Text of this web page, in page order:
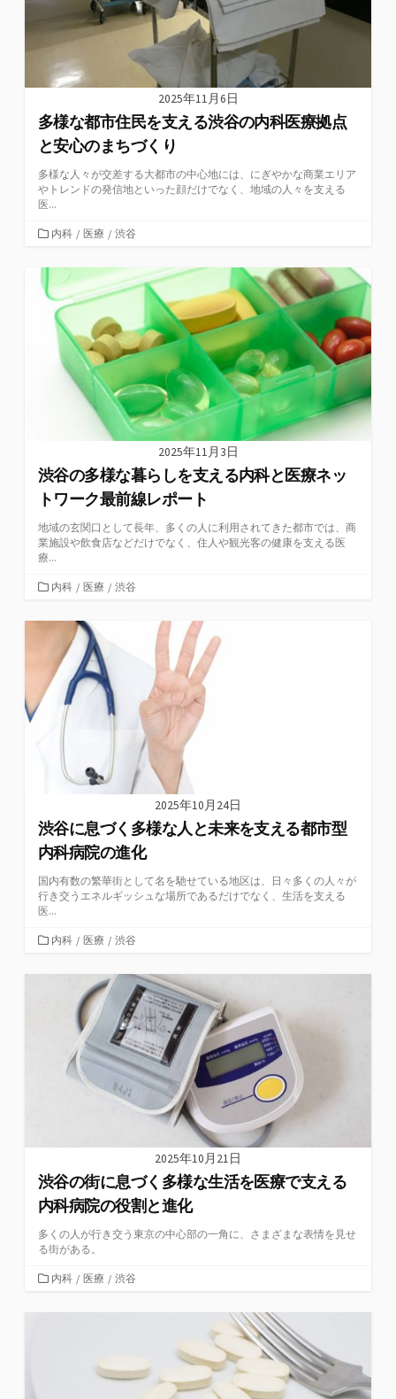
2025年11月6日
多様な都市住民を支える渋谷の内科医療拠点
と安心のまちづくり
多様な人々が交差する大都市の中心地には、にぎやかな商業エリア
やトレンドの発信地といった顔だけでなく、地域の人々を支える
医...
カ
ゴ
リ
ー
内科 / 医療 / 渋谷
2025年11月3日
渋谷の多様な暮らしを支える内科と医療ネッ
トワーク最前線レポート
地域の玄関口として長年、多くの人に利用されてきた都市では、商
業施設や飲食店などだけでなく、住人や観光客の健康を支える医
療...
カ
ゴ
内科 / 医療 / 渋谷
2025年10月24日
渋谷に息づく多様な人と未来を支える都市型
内科病院の進化
国内有数の繁華街として名を馳せている地区は、日々多くの人々が
行き交うエネルギッシュな場所であるだけでなく、生活を支える
医...
カ
ゴ
内科 / 医療 / 渋谷
2025年10月21日
渋谷の街に息づく多様な生活を医療で支える
内科病院の役割と進化
多くの人が行き交う東京の中心部の一角に、さまざまな表情を見せ
る街がある。
カ
ゴ
内科 / 医療 / 渋谷